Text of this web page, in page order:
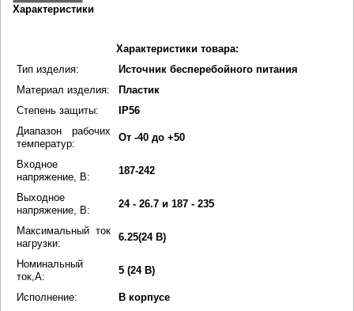
Характеристики
Характеристики товара:
Тип изделия:
Источник бесперебойного питания
Материал изделия:
Пластик
Степень защиты:
IP56
Диапазон рабочих
температур:
От -40 до +50
Входное
напряжение, В:
187-242
Выходное
напряжение, В:
24 - 26.7 и 187 - 235
Максимальный ток
нагрузки:
6.25(24 В)
Номинальный
ток,А:
5 (24 В)
Исполнение:
В корпусе